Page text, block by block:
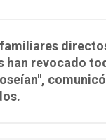
han revocado